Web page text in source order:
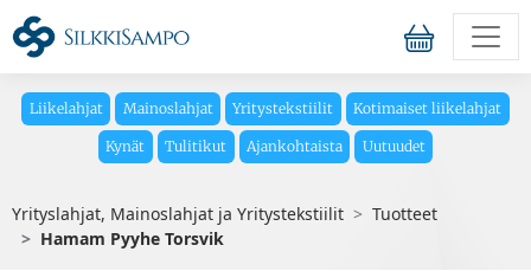
Liikelahjat Mainoslahjat Yritystekstiilit Kotimaiset liikelahjat
Kynät Tulitikut Ajankohtaista Uutuudet
Yrityslahjat, Mainoslahjat ja Yritystekstiilit
Tuotteet
Hamam Pyyhe Torsvik